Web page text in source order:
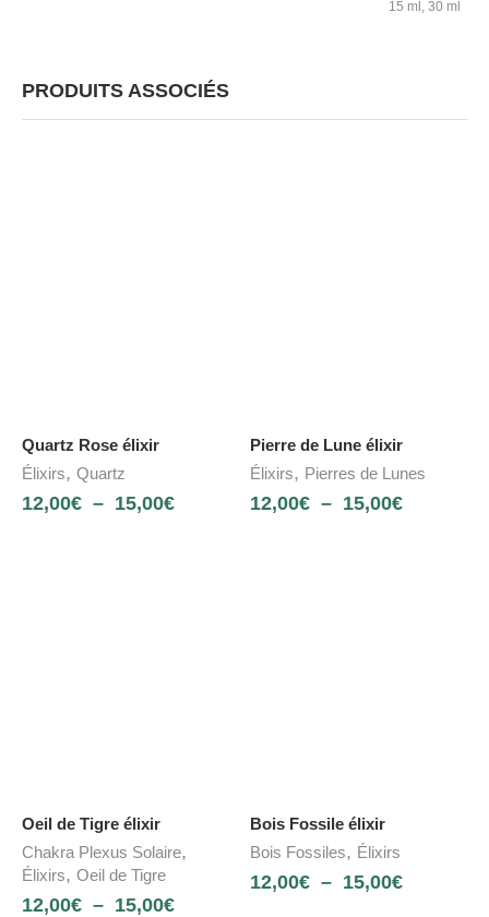
15 ml, 30 ml
PRODUITS ASSOCIÉS
Quartz Rose élixir
Élixirs, Quartz
12,00€ – 15,00€
Pierre de Lune élixir
Élixirs, Pierres de Lunes
12,00€ – 15,00€
Oeil de Tigre élixir
Chakra Plexus Solaire,
Élixirs, Oeil de Tigre
12,00€ – 15,00€
Bois Fossile élixir
Bois Fossiles, Élixirs
12,00€ – 15,00€